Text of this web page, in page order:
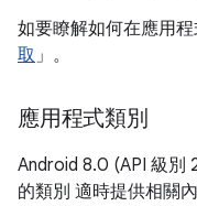
如要瞭解如何在應用
取」。
應用程式類別
Android 8.0 (API 級別
的類別 適時提供相關